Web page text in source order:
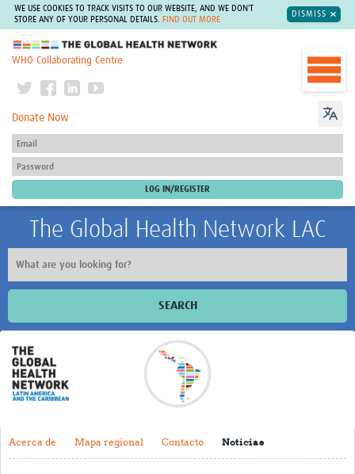
WE USE COOKIES TO TRACK VISITS TO OUR WEBSITE, AND WE DON'T
STORE ANY OF YOUR PERSONAL DETAILS.
FIND OUT MORE
DISMISS
The Global Health Network
WHO Collaborating Centre
Donate Now
The Global Health Network LAC
SEARCH
Inicio
Acerca de
Contacto
Acerca de Mapa regional Contacto Noticias